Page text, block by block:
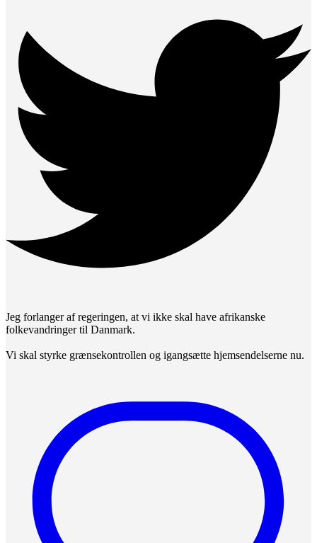
Jeg forlanger af regeringen, at vi ikke skal have afrikanske
folkevandringer til Danmark.
Vi skal styrke grænsekontrollen og igangsætte hjemsendelserne nu.